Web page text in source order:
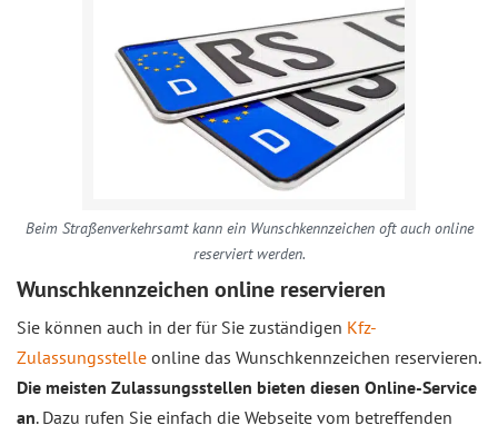
Beim Straßenverkehrsamt kann ein Wunschkennzeichen oft auch online
reserviert werden.
Wunschkennzeichen online reservieren
Sie können auch in der für Sie zuständigen Kfz-
Zulassungsstelle online das Wunschkennzeichen reservieren.
Die meisten Zulassungsstellen bieten diesen Online-Service
an. Dazu rufen Sie einfach die Webseite vom betreffenden